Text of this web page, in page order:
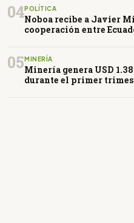
04POLÍTICA
Noboa recibe a Javier
cooperación entre
05MINERÍA
Minería genera USD
durante el primer